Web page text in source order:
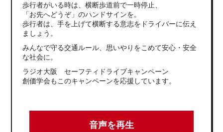
歩行者がいる時は、横断歩道前で一時停止、
「お先へどうぞ」のハンドサインを。
歩行者は、手を上げて横断する意志をドライバーに伝え
ましょう。
みんなで守る交通ルール、思いやりをこめて安心・安全
な社会に。
ラジオ大阪 セーフティドライブキャンペーン
創価学会もこのキャンペーンを応援しています。
音声を再生